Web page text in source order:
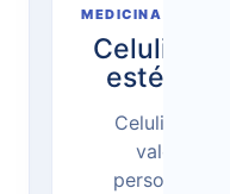
MEDICINA
Celulitis /
estética
Celulitis en